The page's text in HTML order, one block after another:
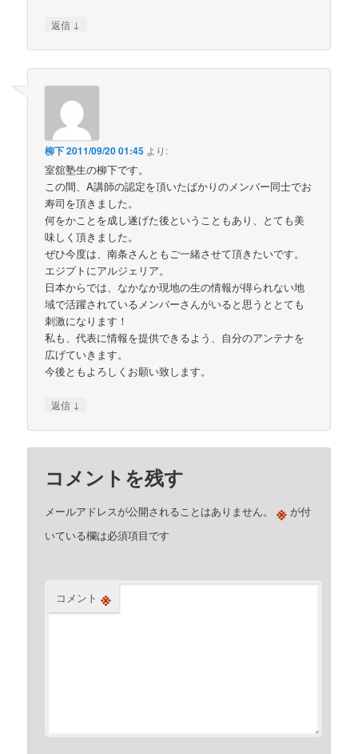
返信 ↓
柳下2011/09/20 01:45 より:
室舘塾生の柳下です。
この間、A講師の認定を頂いたばかりのメンバー同士でお
寿司を頂きました。
何をかことを成し遂げた後ということもあり、とても美
味しく頂きました。
ぜひ今度は、南条さんともご一緒させて頂きたいです。
エジプトにアルジェリア。
日本からでは、なかなか現地の生の情報が得られない地
域で活躍されているメンバーさんがいると思うととても
刺激になります！
私も、代表に情報を提供できるよう、自分のアンテナを
広げていきます。
今後ともよろしくお願い致します。
返信 ↓
コメントを残す
メールアドレスが公開されることはありません。 ※ が付
いている欄は必須項目です
コメント ※